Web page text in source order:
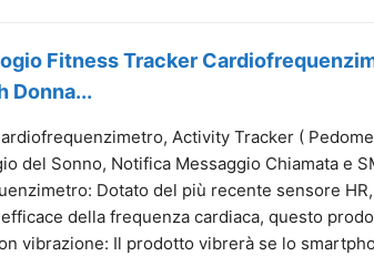
Fitness Tracker
Donna...
Activity Tracker (
del Sonno, Notifica Messaggio Chiamata e
Dotato del più recente sensore
della frequenza cardiaca, questo
vibrazione: Il prodotto vibrerà se lo